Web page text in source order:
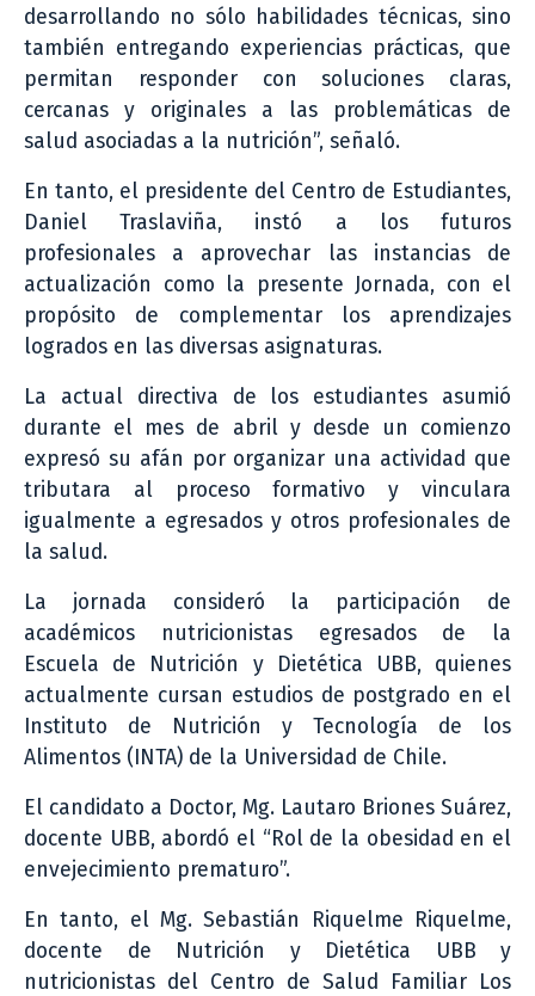
desarrollando no sólo habilidades técnicas, sino
también entregando experiencias prácticas, que
permitan responder con soluciones claras,
cercanas y originales a las problemáticas de
salud asociadas a la nutrición”, señaló.
En tanto, el presidente del Centro de Estudiantes,
Daniel Traslaviña, instó a los futuros
profesionales a aprovechar las instancias de
actualización como la presente Jornada, con el
propósito de complementar los aprendizajes
logrados en las diversas asignaturas.
La actual directiva de los estudiantes asumió
durante el mes de abril y desde un comienzo
expresó su afán por organizar una actividad que
tributara al proceso formativo y vinculara
igualmente a egresados y otros profesionales de
la salud.
La jornada consideró la participación de
académicos nutricionistas egresados de la
Escuela de Nutrición y Dietética UBB, quienes
actualmente cursan estudios de postgrado en el
Instituto de Nutrición y Tecnología de los
Alimentos (INTA) de la Universidad de Chile.
El candidato a Doctor, Mg. Lautaro Briones Suárez,
docente UBB, abordó el “Rol de la obesidad en el
envejecimiento prematuro”.
En tanto, el Mg. Sebastián Riquelme Riquelme,
docente de Nutrición y Dietética UBB y
nutricionistas del Centro de Salud Familiar Los